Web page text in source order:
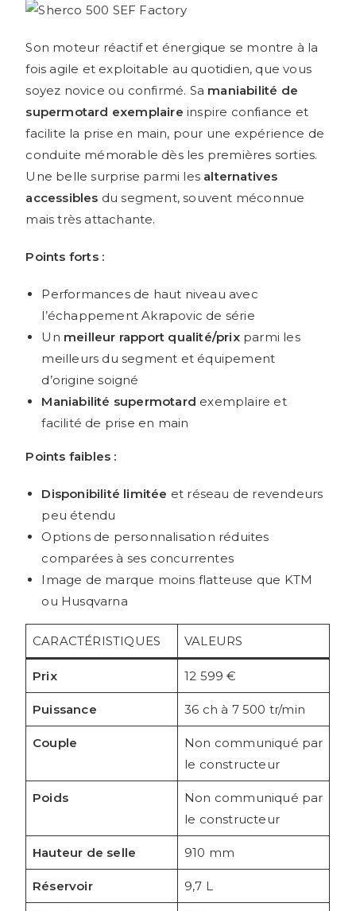
Son moteur réactif et énergique se montre à la
fois agile et exploitable au quotidien, que vous
soyez novice ou confirmé. Sa maniabilité de
supermotard exemplaire inspire confiance et
facilite la prise en main, pour une expérience de
conduite mémorable dès les premières sorties.
Une belle surprise parmi les alternatives
accessibles du segment, souvent méconnue
mais très attachante.
Points forts :
Performances de haut niveau avec
l’échappement Akrapovic de série
Un meilleur rapport qualité/prixparmi les
meilleurs du segment et équipement
d’origine soigné
Maniabilité supermotard exemplaire et
facilité de prise en main
Points faibles :
Disponibilité limitée et réseau de revendeurs
peu étendu
Options de personnalisation réduites
comparées à ses concurrentes
Image de marque moins flatteuse que KTM
ou Husqvarna
CARACTÉRISTIQUES VALEURS
Prix 12 599 €
Puissance 36 ch à 7 500 tr/min
Couple
Non communiqué par
le constructeur
Poids
Non communiqué par
le constructeur
Hauteur de selle 910 mm
Réservoir 9,7 L